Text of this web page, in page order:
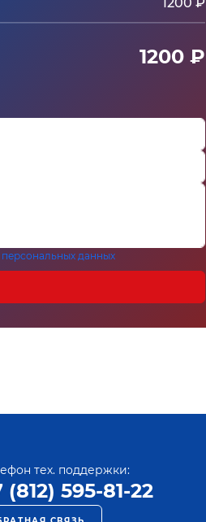
1200 ₽
данных
тех. поддержки:
(812) 595-81-22